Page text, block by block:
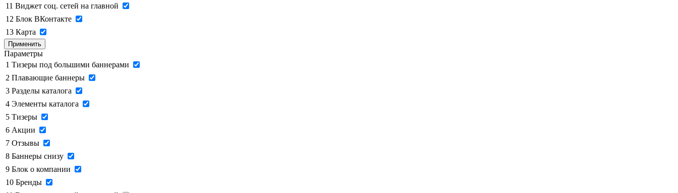
11 Виджет соц. сетей на главной
12 Блок ВКонтакте
13 Карта
Применить
Параметры
1 Тизеры под большими баннерами
2 Плавающие баннеры
3 Разделы каталога
4 Элементы каталога
5 Тизеры
6 Акции
7 Отзывы
8 Баннеры снизу
9 Блок о компании
10 Бренды